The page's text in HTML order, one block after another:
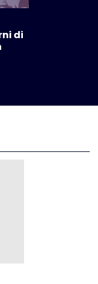
di